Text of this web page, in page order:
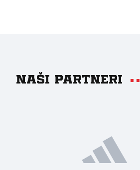
Naši partneri